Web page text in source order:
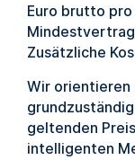
Euro brutto
Zusätzliche
Wir orientieren
geltenden
intelligenten